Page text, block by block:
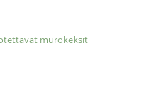
murokeksit